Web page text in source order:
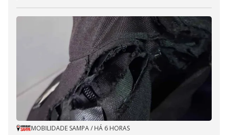
MOBILIDADE SAMPA/ HÁ 6 HORAS